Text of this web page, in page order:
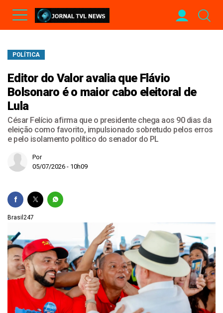
POLÍTICA
Editor do Valor avalia que Flávio
Bolsonaro é o maior cabo eleitoral de
Lula
César Felício afirma que o presidente chega aos 90 dias da
eleição como favorito, impulsionado sobretudo pelos erros
e pelo isolamento político do senador do PL
Por
05/07/2026 - 10h09
Brasil247